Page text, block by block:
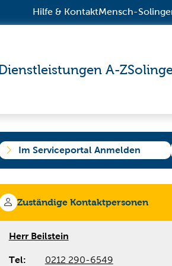
Hilfe & KontaktMensch-
A-Z
Im Serviceportal Anmelden
suchen?
Zuständige Kontaktpersonen
Herr Beilstein
Tel: 0212 290-6549